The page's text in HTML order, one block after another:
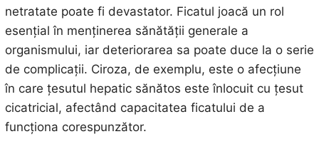
netratate poate fi devastator. Ficatul joacă un rol
esențial în menținerea sănătății generale a
organismului, iar deteriorarea sa poate duce la o serie
de complicații. Ciroza, de exemplu, este o afecțiune
în care țesutul hepatic sănătos este înlocuit cu țesut
cicatricial, afectând capacitatea ficatului de a
funcționa corespunzător.